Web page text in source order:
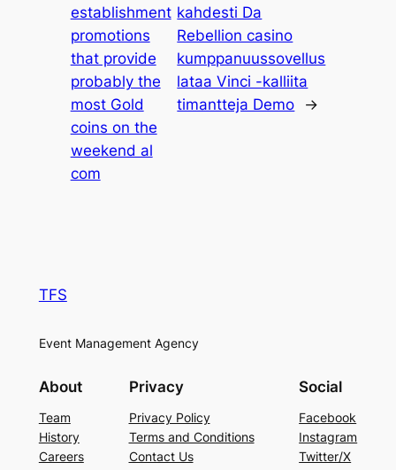
establishment
promotions
that provide
probably the
most Gold
coins on the
weekend al
com
kahdesti Da
Rebellion casino
kumppanuussovellus
lataa Vinci -kalliita
timantteja Demo
→
TFS
Event Management Agency
About
Team
History
Careers
Privacy
Privacy Policy
Terms and Conditions
Contact Us
Social
Facebook
Instagram
Twitter/X